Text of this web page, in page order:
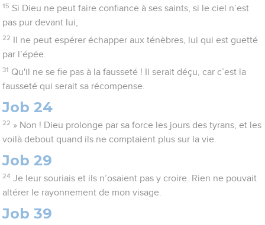
15 Si Dieu ne peut faire confiance à ses saints, si le ciel n’est
pas pur devant lui,
22
Il ne peut espérer échapper aux ténèbres, lui qui est guetté
par l’épée.
31 Qu'il ne se fie pas à la fausseté ! Il serait déçu, car c’est la
fausseté qui serait sa récompense.
Job 24
22 » Non ! Dieu prolonge par sa force les jours des tyrans, et les
voilà debout quand ils ne comptaient plus sur la vie.
Job 29
24 Je leur souriais et ils n’osaient pas y croire. Rien ne pouvait
altérer le rayonnement de mon visage.
Job 39